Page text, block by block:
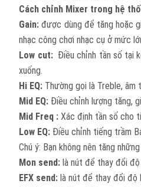
Cách chỉnh Mixer trong hệ
Gain: được dùng để tăng hoặc
nhạc công chơi nhạc cụ ở mức
Low cut: Điều chỉnh tần số tại
xuống.
Hi EQ: Thường gọi là Treble,
Mid EQ: Điều chỉnh lượng tăng,
Mid Freq :Xác định tần số cho
Low EQ: Điều chỉnh tiếng trầm
Chú ý: Bạn không nên tăng
Mon send: là nút để thay đổi độ
EFX send: là nút để thay đổi độ